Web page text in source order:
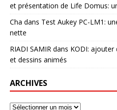
et présentation de Life Domus:
Cha dans Test Aukey PC-LM1:
nette
RIADI SAMIR dans KODI: ajouter
et dessins animés
ARCHIVES